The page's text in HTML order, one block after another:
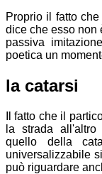
Proprio il fatto
dice che esso non
passiva
poetica un
la catarsi
Il fatto che il
la strada
quello della
universalizzabile
può riguardare